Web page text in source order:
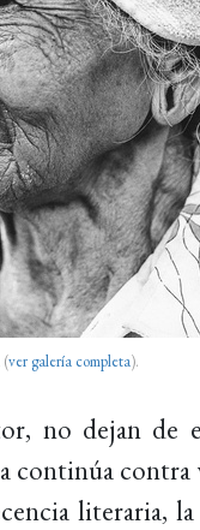
(ver galería completa).
no dejan de
contra
literaria,